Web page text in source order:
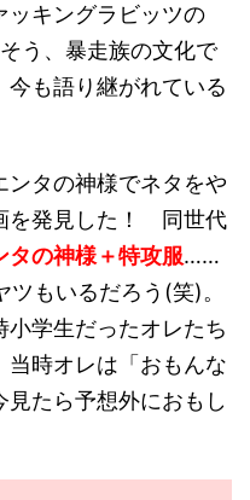
ッキングラビッツの
う、暴走族の文化で
も語り継がれている
ンタの神様でネタをや
を発見した！ 同世代
タの神様＋特攻服……
もいるだろう(笑)。
学生だったオレたち
時オレは「おもんな
たら予想外におもし